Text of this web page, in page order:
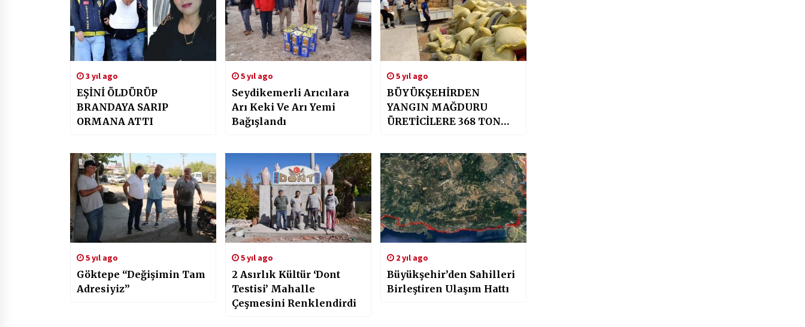
3 yıl ago
EŞİNİ ÖLDÜRÜP
BRANDAYA SARIP
ORMANA ATTI
5 yıl ago
Seydikemerli Arıcılara
Arı Keki Ve Arı Yemi
Bağışlandı
5 yıl ago
BÜYÜKŞEHİRDEN
YANGIN MAĞDURU
ÜRETİCİLERE 368 TON
5 yıl ago
Göktepe “Değişimin Tam
Adresiyiz”
5 yıl ago
2 Asırlık Kültür ‘Dont
Testisi’ Mahalle
Çeşmesini Renklendirdi
2 yıl ago
Büyükşehir’den Sahilleri
Birleştiren Ulaşım Hattı